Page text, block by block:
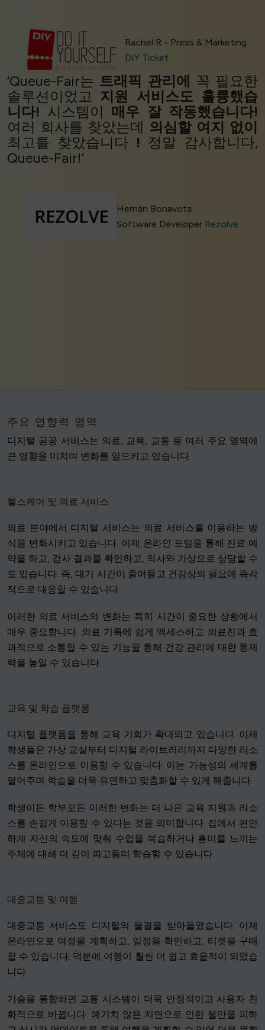
Rachel R - Press & Marketing
DIY Ticket
‘Queue-Fair는 트래픽 관리에
꼭 필요한
솔루션이었고 지원 서비스도 훌륭했습
니다! 시스템이 매우 잘 작동했습니다!
여러 회사를 찾았는데 의심할 여지 없이
최고를 찾았습니다 ! 정말 감사합니다,
Queue-Fair!’
Hernán Bonavota
Software Developer Rezolve
주요 영향력 영역
디지털 공공 서비스는 의료, 교육, 교통 등 여러 주요 영역에
큰 영향을 미치며 변화를 일으키고 있습니다.
헬스케어 및 의료 서비스
의료 분야에서 디지털 서비스는 의료 서비스를 이용하는 방
식을 변화시키고 있습니다. 이제 온라인 포털을 통해 진료 예
약을 하고, 검사 결과를 확인하고, 의사와 가상으로 상담할 수
도 있습니다. 즉, 대기 시간이 줄어들고 건강상의 필요에 즉각
적으로 대응할 수 있습니다.
이러한 의료 서비스의 변화는 특히 시간이 중요한 상황에서
매우 중요합니다. 의료 기록에 쉽게 액세스하고 의료진과 효
과적으로 소통할 수 있는 기능을 통해 건강 관리에 대한 통제
력을 높일 수 있습니다.
교육 및 학습 플랫폼
디지털 플랫폼을 통해 교육 기회가 확대되고 있습니다. 이제
학생들은 가상 교실부터 디지털 라이브러리까지 다양한 리소
스를 온라인으로 이용할 수 있습니다. 이는 가능성의 세계를
열어주며 학습을 더욱 유연하고 맞춤화할 수 있게 해줍니다.
학생이든 학부모든 이러한 변화는 더 나은 교육 지원과 리소
스를 손쉽게 이용할 수 있다는 것을 의미합니다. 집에서 편안
하게 자신의 속도에 맞춰 수업을 복습하거나 흥미를 느끼는
주제에 대해 더 깊이 파고들며 학습할 수 있습니다.
대중교통 및 여행
대중교통 서비스도 디지털의 물결을 받아들였습니다. 이제
온라인으로 여정을 계획하고, 일정을 확인하고, 티켓을 구매
할 수 있습니다. 덕분에 여행이 훨씬 더 쉽고 효율적이 되었습
니다.
기술을 통합하면 교통 시스템이 더욱 안정적이고 사용자 친
화적으로 바뀝니다. 예기치 않은 지연으로 인한 불만을 피하